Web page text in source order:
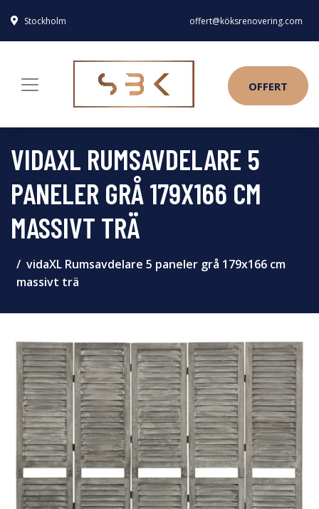
Stockholm offert@köksrenovering.com
OFFERT
VIDAXL RUMSAVDELARE 5
PANELER GRÅ 179X166 CM
MASSIVT TRÄ
vidaXL Rumsavdelare 5 paneler grå 179x166 cm
massivt trä